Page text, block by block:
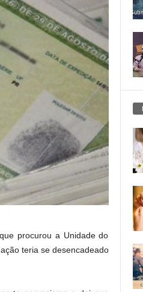
procurou a Unidade do
teria se desencadeado